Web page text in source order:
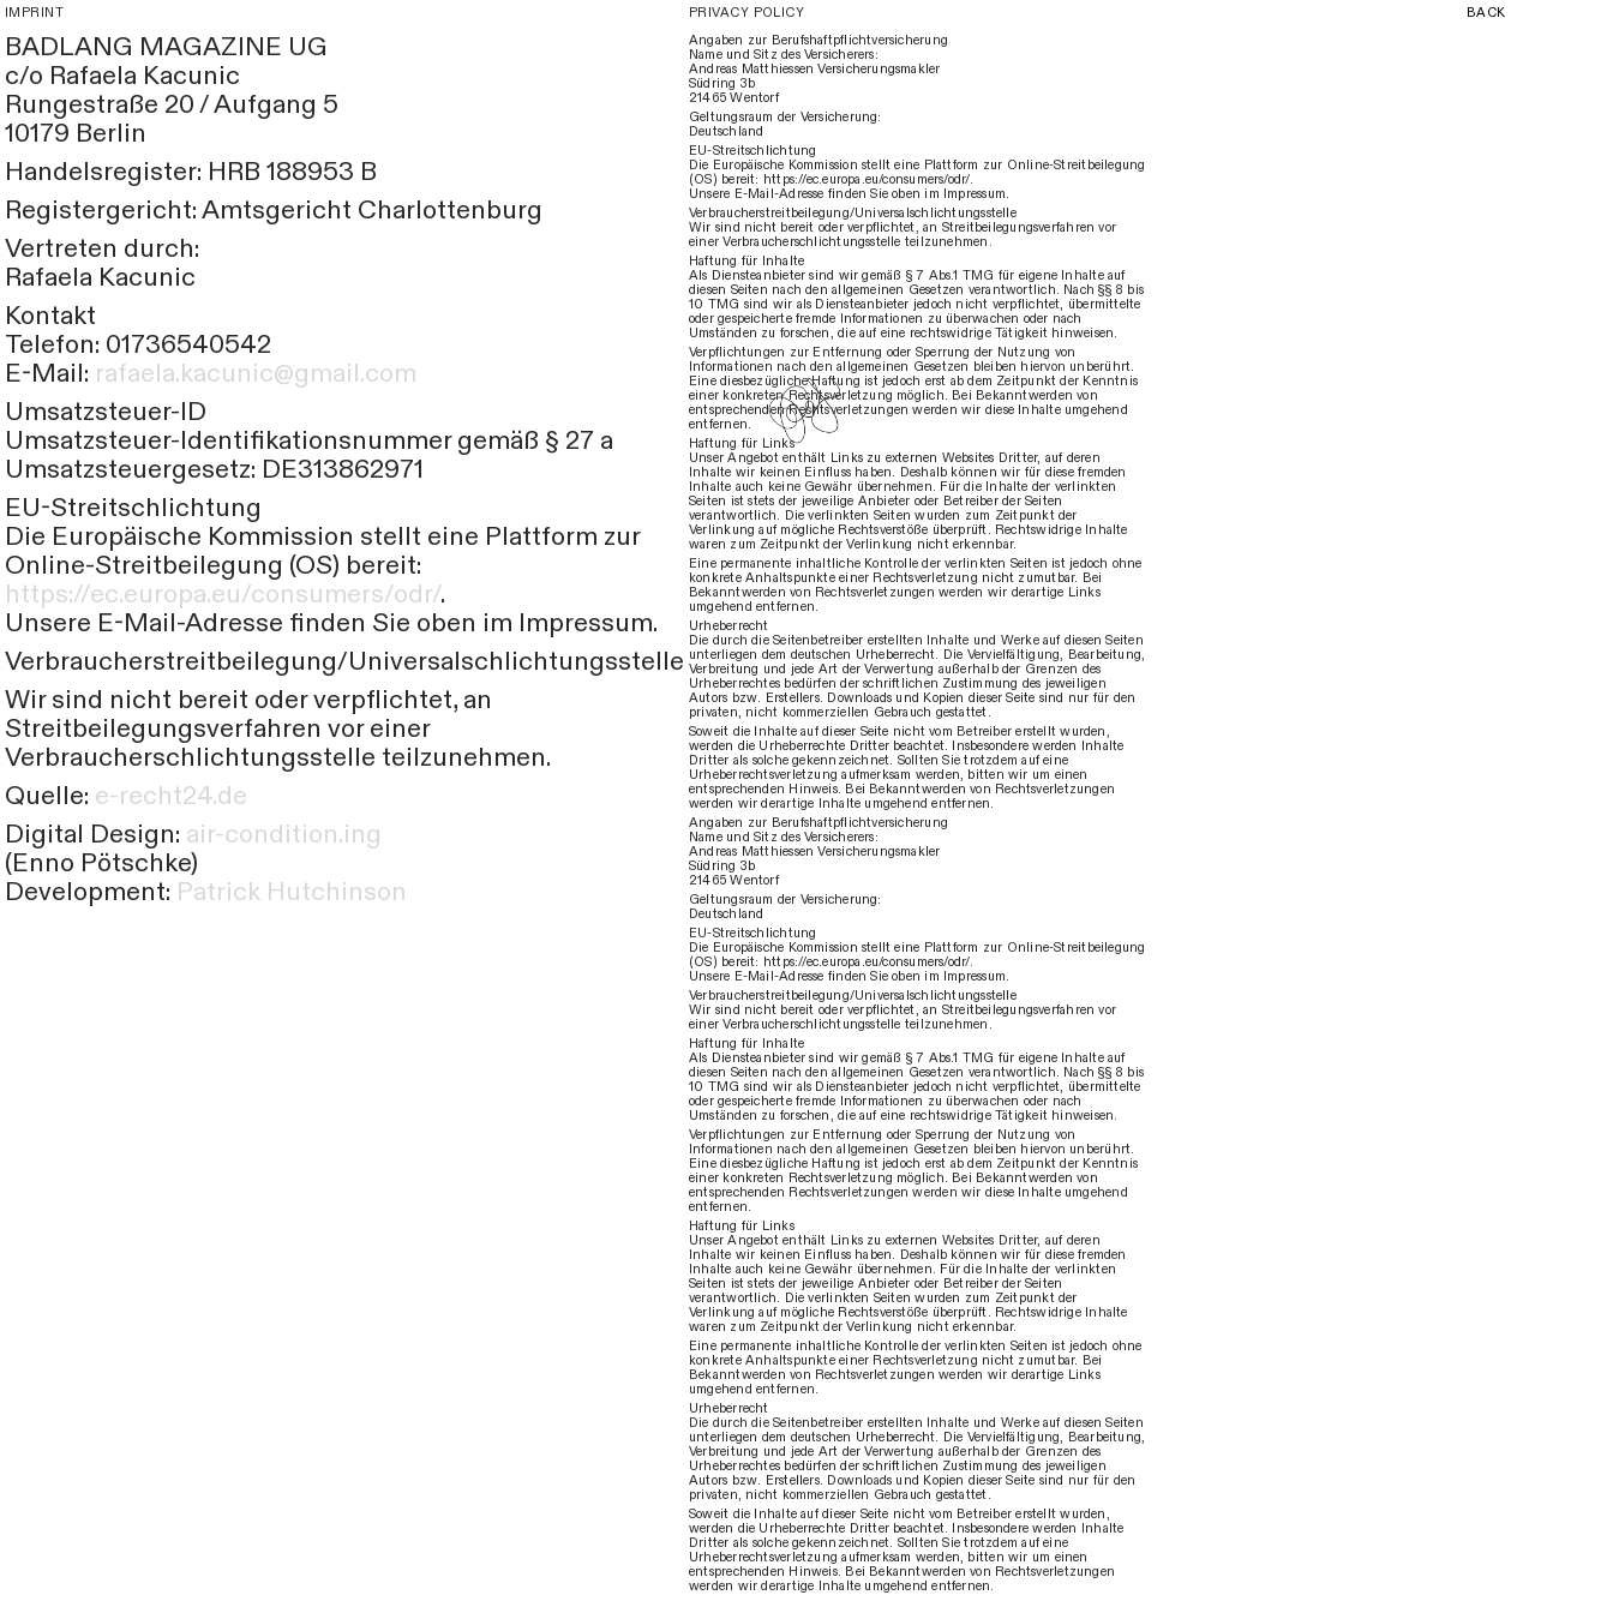
BACK
IMPRINT
BADLANG MAGAZINE UG
c/o Rafaela Kacunic
Rungestraße 20 / Aufgang 5
10179 Berlin
Handelsregister: HRB 188953 B
Registergericht: Amtsgericht Charlottenburg
Vertreten durch:
Rafaela Kacunic
Kontakt
Telefon: 01736540542
E-Mail: rafaela.kacunic@gmail.com
Umsatzsteuer-ID
Umsatzsteuer-Identifikationsnummer gemäß § 27 a
Umsatzsteuergesetz: DE313862971
EU-Streitschlichtung
Die Europäische Kommission stellt eine Plattform zur
Online-Streitbeilegung (OS) bereit:
https://ec.europa.eu/consumers/odr/.
Unsere E-Mail-Adresse finden Sie oben im Impressum.
Verbraucherstreitbeilegung/Universalschlichtungsstelle
Wir sind nicht bereit oder verpflichtet, an
Streitbeilegungsverfahren vor einer
Verbraucherschlichtungsstelle teilzunehmen.
Quelle: e-recht24.de
Digital Design: air-condition.ing
(Enno Pötschke)
Development: Patrick Hutchinson
PRIVACY POLICY
Angaben zur Berufshaftpflichtversicherung
Name und Sitz des Versicherers:
Andreas Matthiessen Versicherungsmakler
Südring 3b
21465 Wentorf
Geltungsraum der Versicherung:
Deutschland
EU-Streitschlichtung
Die Europäische Kommission stellt eine Plattform zur Online-Streitbeilegung
(OS) bereit: https://ec.europa.eu/consumers/odr/.
Unsere E-Mail-Adresse finden Sie oben im Impressum.
Verbraucher­streit­beilegung/Universal­schlichtungs­stelle
Wir sind nicht bereit oder verpflichtet, an Streitbeilegungsverfahren vor
einer Verbraucherschlichtungsstelle teilzunehmen.
Haftung für Inhalte
Als Diensteanbieter sind wir gemäß § 7 Abs.1 TMG für eigene Inhalte auf
diesen Seiten nach den allgemeinen Gesetzen verantwortlich. Nach §§ 8 bis
10 TMG sind wir als Diensteanbieter jedoch nicht verpflichtet, übermittelte
oder gespeicherte fremde Informationen zu überwachen oder nach
Umständen zu forschen, die auf eine rechtswidrige Tätigkeit hinweisen.
Verpflichtungen zur Entfernung oder Sperrung der Nutzung von
Informationen nach den allgemeinen Gesetzen bleiben hiervon unberührt.
Eine diesbezügliche Haftung ist jedoch erst ab dem Zeitpunkt der Kenntnis
einer konkreten Rechtsverletzung möglich. Bei Bekanntwerden von
entsprechenden Rechtsverletzungen werden wir diese Inhalte umgehend
entfernen.
Haftung für Links
Unser Angebot enthält Links zu externen Websites Dritter, auf deren
Inhalte wir keinen Einfluss haben. Deshalb können wir für diese fremden
Inhalte auch keine Gewähr übernehmen. Für die Inhalte der verlinkten
Seiten ist stets der jeweilige Anbieter oder Betreiber der Seiten
verantwortlich. Die verlinkten Seiten wurden zum Zeitpunkt der
Verlinkung auf mögliche Rechtsverstöße überprüft. Rechtswidrige Inhalte
waren zum Zeitpunkt der Verlinkung nicht erkennbar.
Eine permanente inhaltliche Kontrolle der verlinkten Seiten ist jedoch ohne
konkrete Anhaltspunkte einer Rechtsverletzung nicht zumutbar. Bei
Bekanntwerden von Rechtsverletzungen werden wir derartige Links
umgehend entfernen.
Urheberrecht
Die durch die Seitenbetreiber erstellten Inhalte und Werke auf diesen Seiten
unterliegen dem deutschen Urheberrecht. Die Vervielfältigung, Bearbeitung,
Verbreitung und jede Art der Verwertung außerhalb der Grenzen des
Urheberrechtes bedürfen der schriftlichen Zustimmung des jeweiligen
Autors bzw. Erstellers. Downloads und Kopien dieser Seite sind nur für den
privaten, nicht kommerziellen Gebrauch gestattet.
Soweit die Inhalte auf dieser Seite nicht vom Betreiber erstellt wurden,
werden die Urheberrechte Dritter beachtet. Insbesondere werden Inhalte
Dritter als solche gekennzeichnet. Sollten Sie trotzdem auf eine
Urheberrechtsverletzung aufmerksam werden, bitten wir um einen
entsprechenden Hinweis. Bei Bekanntwerden von Rechtsverletzungen
werden wir derartige Inhalte umgehend entfernen.
Angaben zur Berufshaftpflichtversicherung
Name und Sitz des Versicherers:
Andreas Matthiessen Versicherungsmakler
Südring 3b
21465 Wentorf
Geltungsraum der Versicherung:
Deutschland
EU-Streitschlichtung
Die Europäische Kommission stellt eine Plattform zur Online-Streitbeilegung
(OS) bereit: https://ec.europa.eu/consumers/odr/.
Unsere E-Mail-Adresse finden Sie oben im Impressum.
Verbraucher­streit­beilegung/Universal­schlichtungs­stelle
Wir sind nicht bereit oder verpflichtet, an Streitbeilegungsverfahren vor
einer Verbraucherschlichtungsstelle teilzunehmen.
Haftung für Inhalte
Als Diensteanbieter sind wir gemäß § 7 Abs.1 TMG für eigene Inhalte auf
diesen Seiten nach den allgemeinen Gesetzen verantwortlich. Nach §§ 8 bis
10 TMG sind wir als Diensteanbieter jedoch nicht verpflichtet, übermittelte
oder gespeicherte fremde Informationen zu überwachen oder nach
Umständen zu forschen, die auf eine rechtswidrige Tätigkeit hinweisen.
Verpflichtungen zur Entfernung oder Sperrung der Nutzung von
Informationen nach den allgemeinen Gesetzen bleiben hiervon unberührt.
Eine diesbezügliche Haftung ist jedoch erst ab dem Zeitpunkt der Kenntnis
einer konkreten Rechtsverletzung möglich. Bei Bekanntwerden von
entsprechenden Rechtsverletzungen werden wir diese Inhalte umgehend
entfernen.
Haftung für Links
Unser Angebot enthält Links zu externen Websites Dritter, auf deren
Inhalte wir keinen Einfluss haben. Deshalb können wir für diese fremden
Inhalte auch keine Gewähr übernehmen. Für die Inhalte der verlinkten
Seiten ist stets der jeweilige Anbieter oder Betreiber der Seiten
verantwortlich. Die verlinkten Seiten wurden zum Zeitpunkt der
Verlinkung auf mögliche Rechtsverstöße überprüft. Rechtswidrige Inhalte
waren zum Zeitpunkt der Verlinkung nicht erkennbar.
Eine permanente inhaltliche Kontrolle der verlinkten Seiten ist jedoch ohne
konkrete Anhaltspunkte einer Rechtsverletzung nicht zumutbar. Bei
Bekanntwerden von Rechtsverletzungen werden wir derartige Links
umgehend entfernen.
Urheberrecht
Die durch die Seitenbetreiber erstellten Inhalte und Werke auf diesen Seiten
unterliegen dem deutschen Urheberrecht. Die Vervielfältigung, Bearbeitung,
Verbreitung und jede Art der Verwertung außerhalb der Grenzen des
Urheberrechtes bedürfen der schriftlichen Zustimmung des jeweiligen
Autors bzw. Erstellers. Downloads und Kopien dieser Seite sind nur für den
privaten, nicht kommerziellen Gebrauch gestattet.
Soweit die Inhalte auf dieser Seite nicht vom Betreiber erstellt wurden,
werden die Urheberrechte Dritter beachtet. Insbesondere werden Inhalte
Dritter als solche gekennzeichnet. Sollten Sie trotzdem auf eine
Urheberrechtsverletzung aufmerksam werden, bitten wir um einen
entsprechenden Hinweis. Bei Bekanntwerden von Rechtsverletzungen
werden wir derartige Inhalte umgehend entfernen.